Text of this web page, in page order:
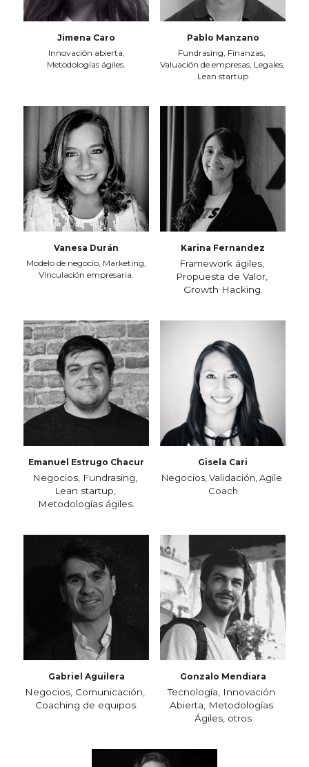
Jimena Caro
Innovación abierta,
Metodologías ágiles.
Pablo Manzano
Fundrasing, Finanzas,
Valuación de empresas, Legales,
Lean startup
Vanesa Durán
Modelo de negocio, Marketing,
Vinculación empresaria.
Karina Fernandez
Framework ágiles,
Propuesta de Valor,
Growth Hacking.
Emanuel Estrugo Chacur
Negocios, Fundrasing,
Lean startup,
Metodologías ágiles.
Gisela Cari
Negocios, Validación, Agile
Coach
Gabriel Aguilera
Negocios, Comunicación,
Coaching de equipos.
Gonzalo Mendiara
Tecnología, Innovación
Abierta, Metodologías
Ágiles, otros